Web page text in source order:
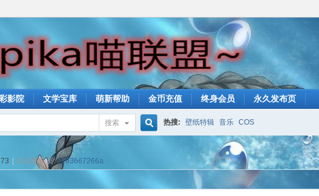
影院 文学宝库 萌新帮助 金币充值 终身会员 永久发布页
搜索 热搜: 壁纸特辑 音乐 COS
欢迎新会员:1293667266a